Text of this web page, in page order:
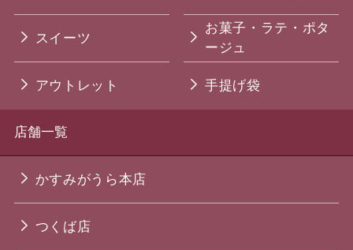
スイーツ
お菓子・ラテ・ポタ
ージュ
アウトレット 手提げ袋
店舗一覧
かすみがうら本店
つくば店